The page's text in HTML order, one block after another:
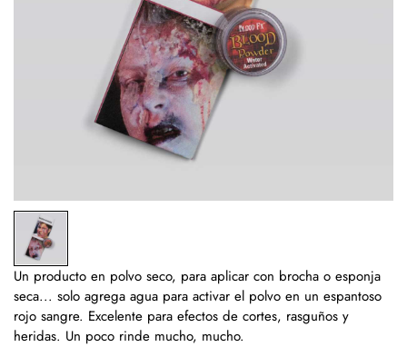
Un producto en polvo seco, para aplicar con brocha o esponja
seca... solo agrega agua para activar el polvo en un espantoso
rojo sangre. Excelente para efectos de cortes, rasguños y
heridas. Un poco rinde mucho, mucho.